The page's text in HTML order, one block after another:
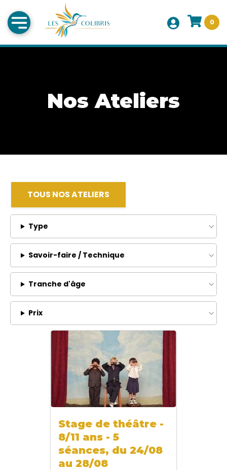
0
Nos Ateliers
TOUS NOS ATELIERS
Type
Savoir-faire / Technique
Tranche d'âge
Prix
Stage de théâtre -
8/11 ans - 5
séances, du 24/08
au 28/08